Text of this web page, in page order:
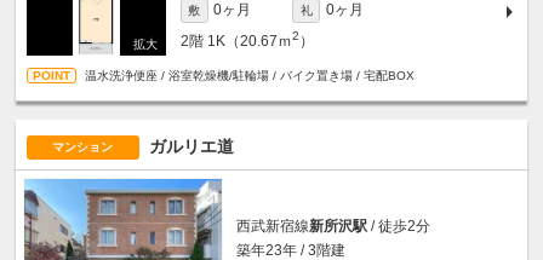
敷 0ヶ月 礼
0ヶ月
2階 1K（20.67ｍ2 ）
温水洗浄便座 / 浴室乾燥機/駐輪場 / バイク置き場 / 宅配BOX
マンション ガルリエ道
西武新宿線新所沢駅 / 徒歩2分
築年23年 / 3階建